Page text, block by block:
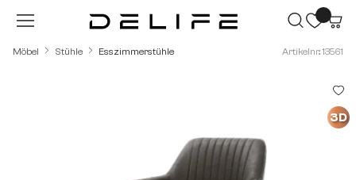
Zum Hauptinhalt springen
Möbel Stühle Esszimmerstühle Artikelnr.: 13561
3D